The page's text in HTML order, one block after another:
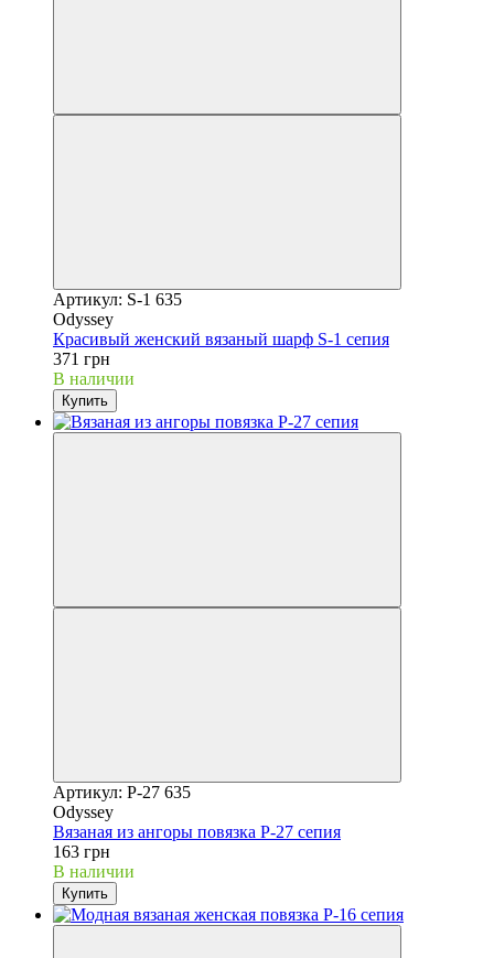
Артикул: S-1 635
Odyssey
Красивый женский вязаный шарф S-1 сепия
371 грн
В наличии
Купить
Артикул: P-27 635
Odyssey
Вязаная из ангоры повязка Р-27 сепия
163 грн
В наличии
Купить